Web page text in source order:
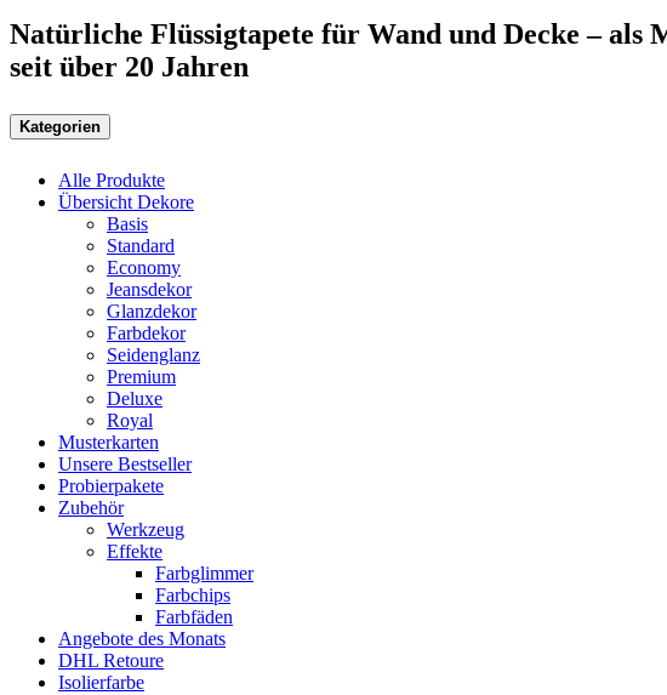
Natürliche Flüssigtapete für Wand und Decke –
seit über 20 Jahren
Kategorien
Alle Produkte
Übersicht Dekore
Basis
Standard
Economy
Jeansdekor
Glanzdekor
Farbdekor
Seidenglanz
Premium
Deluxe
Royal
Musterkarten
Unsere Bestseller
Probierpakete
Zubehör
Werkzeug
Effekte
Farbglimmer
Farbchips
Farbfäden
Angebote des Monats
DHL Retoure
Isolierfarbe